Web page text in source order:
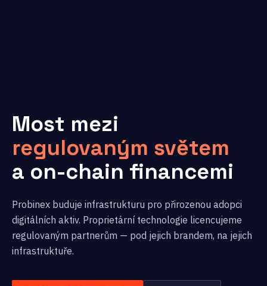
Most mezi
regulovaným světem
a on-chain financemi
Probinex buduje infrastrukturu pro přirozenou adopci
digitálních aktiv. Proprietární technologie licencujeme
regulovaným partnerům — pod jejich brandem, na jejich
infrastruktuře.